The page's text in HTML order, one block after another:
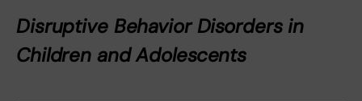
Disruptive Behavior Disorders in
Children and Adolescents